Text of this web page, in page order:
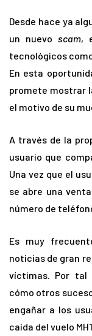
Desde hace ya
un nuevo scam,
tecnológicos
En esta
promete mostrar
el motivo de su
A través de la
usuario que
Una vez que el
se abre una
número de
Es muy
noticias de gran
víctimas. Por tal
cómo otros
engañar a los
caída del vuelo